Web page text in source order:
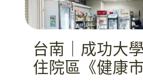
台南｜成功大學
住院區《健康市